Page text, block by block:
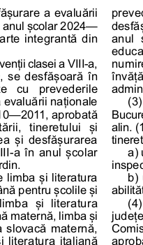
a evaluării
anul școlar 2024—
integrantă din
clasei a VIII-a,
, se desfășoară în
cu  prevederile
naționale
aprobată
tineretului  și
și desfășurarea
a în anul școlar
limba și literatura
pentru școlile și
și  literatura
maternă, limba și
slovacă maternă,
literatura italiană
anul
alin.
a)
b)